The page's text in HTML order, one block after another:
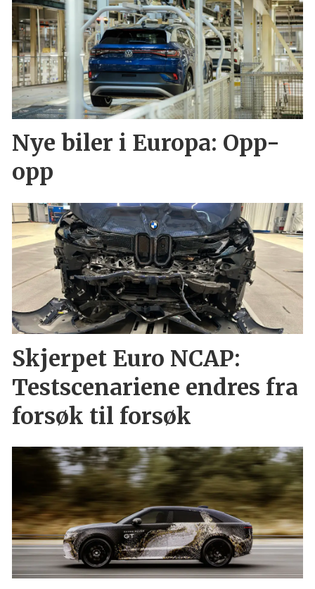
Nye biler i Europa: Opp-
opp
Skjerpet Euro NCAP:
Testscenariene endres fra
forsøk til forsøk